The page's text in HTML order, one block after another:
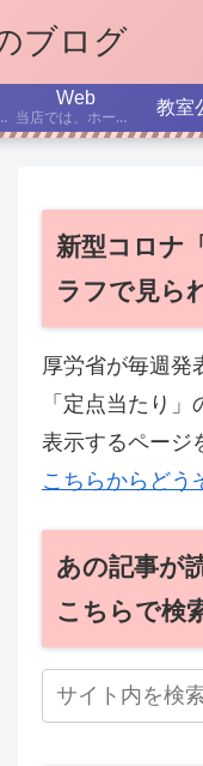
ブログ
ースから、テーマを選んで解説する記事です。
Web
当店では、ホームページ作成を学べるコースを設置しています。ここでは、制作日記、役立つTips、これからのホームページ制作、SEOなどについて書いていきます。
教室
新型コロナ
ラフで見ら
厚労省が毎週発
「定点当たり
表示するページ
こちらからどう
あの記事が
こちらで検